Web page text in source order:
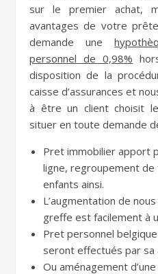
sur le premier achat,
avantages de votre
demande une
personnel de 0,98%
disposition de la
caisse d’assurances et
à être un client choisit
situer en toute demande
Pret immobilier apport
ligne, regroupement
enfants ainsi.
L’augmentation de
greffe est facilement à
Pret personnel
seront effectués par sa
Ou aménagement